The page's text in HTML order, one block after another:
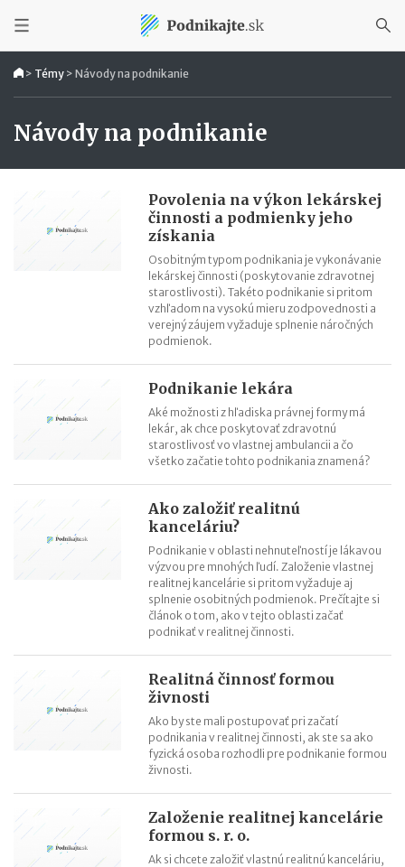
> Témy > Návody na podnikanie
Návody na podnikanie
Povolenia na výkon lekárskej
činnosti a podmienky jeho
získania
Osobitným typom podnikania je vykonávanie
lekárskej činnosti (poskytovanie zdravotnej
starostlivosti). Takéto podnikanie si pritom
vzhľadom na vysokú mieru zodpovednosti a
verejný záujem vyžaduje splnenie náročných
podmienok.
Podnikanie lekára
Aké možnosti z hľadiska právnej formy má
lekár, ak chce poskytovať zdravotnú
starostlivosť vo vlastnej ambulancii a čo
všetko začatie tohto podnikania znamená?
Ako založiť realitnú
kanceláriu?
Podnikanie v oblasti nehnuteľností je lákavou
výzvou pre mnohých ľudí. Založenie vlastnej
realitnej kancelárie si pritom vyžaduje aj
splnenie osobitných podmienok. Prečítajte si
článok o tom, ako v tejto oblasti začať
podnikať v realitnej činnosti.
Realitná činnosť formou
živnosti
Ako by ste mali postupovať pri začatí
podnikania v realitnej činnosti, ak ste sa ako
fyzická osoba rozhodli pre podnikanie formou
živnosti.
Založenie realitnej kancelárie
formou s. r. o.
Ak si chcete založiť vlastnú realitnú kanceláriu,